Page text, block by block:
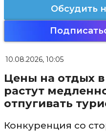
Обсудить
10.08.2026, 10:05
Цены на отдых в
растут
отпугивать
Конкуренция со